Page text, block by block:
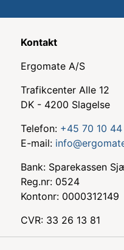
Kontakt
Ergomate A/S
Trafikcenter Alle 12
DK - 4200 Slagelse
Telefon: +45 70 10
E-mail:
Bank: Sparekassen
Reg.nr: 0524
Kontonr: 0000312149
CVR: 33 26 13 81